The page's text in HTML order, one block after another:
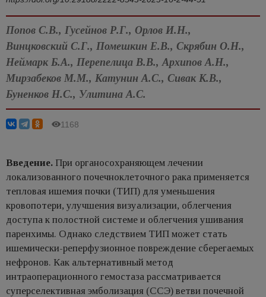
Попов С.В., Гусейнов Р.Г., Орлов И.Н.,
Винцковский С.Г., Помешкин Е.В., Скрябин О.Н.,
Неймарк Б.А., Перепелица В.В., Архипов А.Н.,
Мирзабеков М.М., Катунин А.С., Сивак К.В.,
Буненков Н.С., Улитина А.С.
1168
Введение. При органосохраняющем лечении
локализованного почечноклеточного рака применяется
тепловая ишемия почки (ТИП) для уменьшения
кровопотери, улучшения визуализации, облегчения
доступа к полостной системе и облегчения ушивания
паренхимы. Однако следствием ТИП может стать
ишемически-реперфузионное повреждение сберегаемых
нефронов. Как альтернативный метод
интраоперационного гемостаза рассматривается
суперселективная эмболизация (ССЭ) ветви почечной